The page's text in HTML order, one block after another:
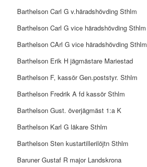
Barthelson Carl G v.häradshövding Sthlm
Barthelson Carl G vice häradshövding Sthlm
Barthelson CArl G vice häradshövding Sthlm
Barthelson Erik H jägmästare Mariestad
Barthelson F, kassör Gen.poststyr. Sthlm
Barthelson Fredrik A fd kassör Sthlm
Barthelson Gust. överjägmäst 1:a K
Barthelson Karl G läkare Sthlm
Barthelson Sten kustartillerilöjtn Sthlm
Baruner Gustaf R major Landskrona